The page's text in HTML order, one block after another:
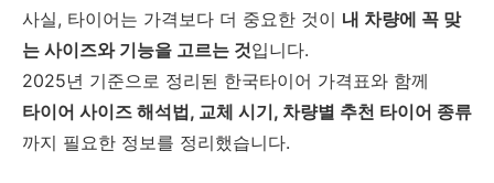
사실, 타이어는 가격보다 더 중요한 것이 내 차량에 꼭 맞
는 사이즈와 기능을 고르는 것입니다.
2025년 기준으로 정리된 한국타이어 가격표와 함께
타이어 사이즈 해석법, 교체 시기, 차량별 추천 타이어 종류
까지 필요한 정보를 정리했습니다.